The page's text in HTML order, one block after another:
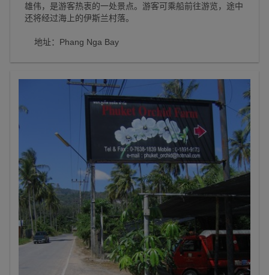
雄伟，是游客热衷的一处景点。游客可乘船前往游览，途中
还将经过海上的伊斯兰村落。
地址：Phang Nga Bay